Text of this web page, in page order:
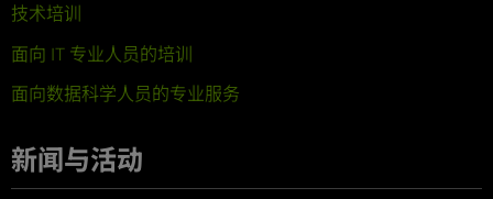
技术培训
面向 IT 专业人员的培训
面向数据科学人员的专业服务
新闻与活动